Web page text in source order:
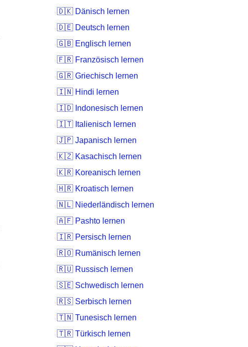
🇩🇰 Dänisch lernen
🇩🇪 Deutsch lernen
🇬🇧 Englisch lernen
🇫🇷 Französisch lernen
🇬🇷 Griechisch lernen
🇮🇳 Hindi lernen
🇮🇩 Indonesisch lernen
🇮🇹 Italienisch lernen
🇯🇵 Japanisch lernen
🇰🇿 Kasachisch lernen
🇰🇷 Koreanisch lernen
🇭🇷 Kroatisch lernen
🇳🇱 Niederländisch lernen
🇦🇫 Pashto lernen
🇮🇷 Persisch lernen
🇷🇴 Rumänisch lernen
🇷🇺 Russisch lernen
🇸🇪 Schwedisch lernen
🇷🇸 Serbisch lernen
🇹🇳 Tunesisch lernen
🇹🇷 Türkisch lernen